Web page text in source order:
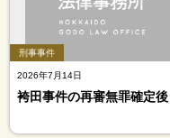
刑事事件
2026年7月14日
袴田事件の再審無罪確定後